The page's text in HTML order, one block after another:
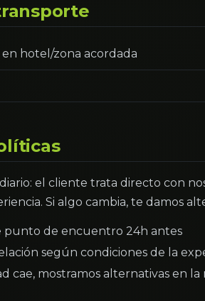
hotel/zona acordada
el cliente trata directo con
Si algo cambia, te damos
punto de encuentro 24h antes
según condiciones de la
cae, mostramos alternativas en la